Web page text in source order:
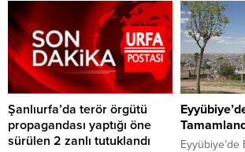
Şanlıurfa’da terör örgütü
propagandası yaptığı öne
sürülen 2 zanlı tutuklandı
Eyyübiye’de